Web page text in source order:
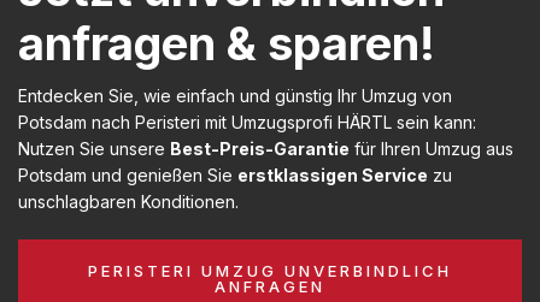
anfragen & sparen!
Entdecken Sie, wie einfach und günstig Ihr Umzug von
Potsdam nach Peristeri mit Umzugsprofi HÄRTL sein kann:
Nutzen Sie unsere Best-Preis-Garantie für Ihren Umzug aus
Potsdam und genießen Sie erstklassigen Service zu
unschlagbaren Konditionen.
PERISTERI UMZUG UNVERBINDLICH
ANFRAGEN